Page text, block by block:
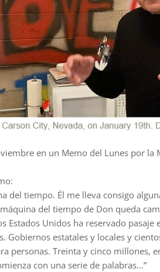
en un Memo del Lunes por la
del tiempo. Él me lleva consigo
del tiempo de Don queda
Estados Unidos ha reservado
Gobiernos estatales y locales y
personas. Treinta y cinco millones,
con una serie de palabras…”